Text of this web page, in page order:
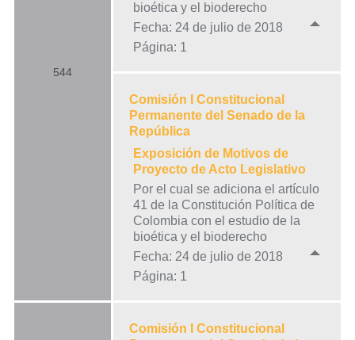
544
bioética y el bioderecho
Fecha: 24 de julio de 2018
Página: 1
Comisión I Constitucional
Permanente del Senado de la
República
Exposición de Motivos de
Proyecto de Acto Legislativo
Por el cual se adiciona el artículo
41 de la Constitución Política de
Colombia con el estudio de la
bioética y el bioderecho
Fecha: 24 de julio de 2018
Página: 1
Comisión I Constitucional